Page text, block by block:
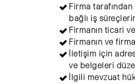
Firma
bağlı iş
Firmanın ticari
Firmanın ve
İletişim için
ve belgeleri
İlgili mevzuat